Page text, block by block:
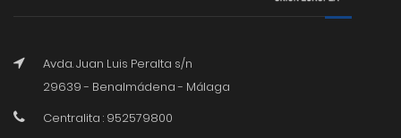
Avda. Juan Luis Peralta s/n
29639 - Benalmádena - Málaga
Centralita : 952579800